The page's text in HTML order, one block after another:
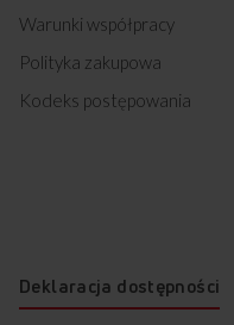
Warunki współpracy
Polityka zakupowa
Kodeks postępowania
Deklaracja dostępności